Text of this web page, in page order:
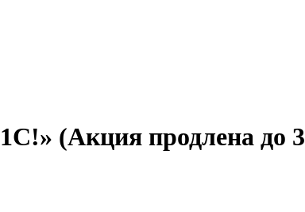
(Акция продлена до